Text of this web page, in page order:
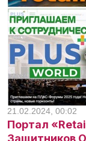
21.02.2024, 00:02
Портал
Защитников